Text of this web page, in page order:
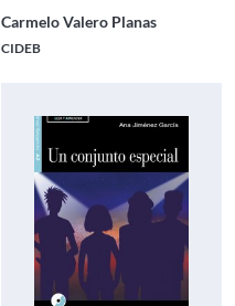
Carmelo Valero Planas
CIDEB